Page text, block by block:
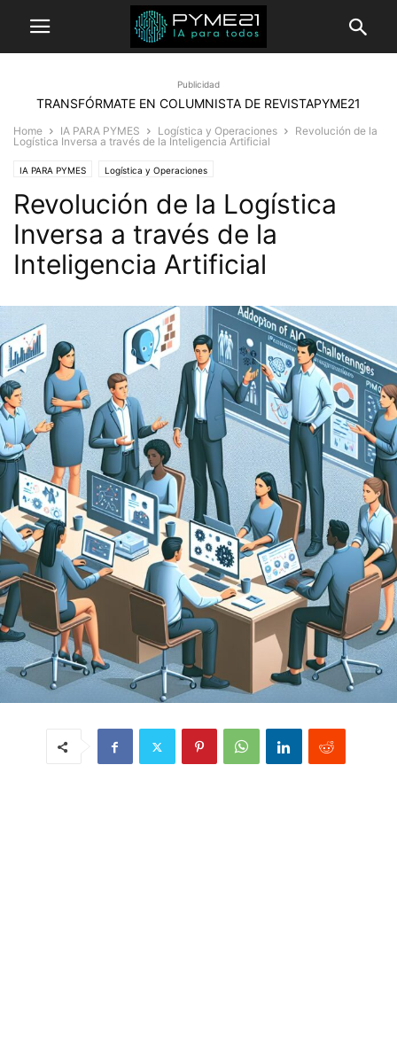
Publicidad
TRANSFÓRMATE EN COLUMNISTA DE REVISTAPYME21
Home IA PARA PYMES Logística y Operaciones
Revolución de la
Logística Inversa a través de la Inteligencia Artificial
IA PARA PYMES Logística y Operaciones
Revolución de la Logística
Inversa a través de la
Inteligencia Artificial